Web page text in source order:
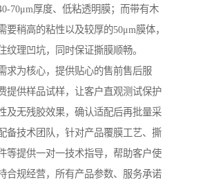
70μm厚度、低粘透明膜；而带有木
要稍高的粘性以及较厚的50μm膜体，
纹理凹坑，同时保证撕膜顺畅。
求为核心，提供贴心的售前售后服
提供样品试样，让客户直观测试保护
及无残胶效果，确认适配后再批量采
备技术团队，针对产品覆膜工艺、撕
等提供一对一技术指导，帮助客户使
合规经营，所有产品参数、服务承诺